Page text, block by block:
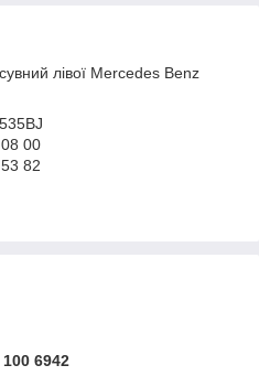
лівої Mercedes Benz
100 6942